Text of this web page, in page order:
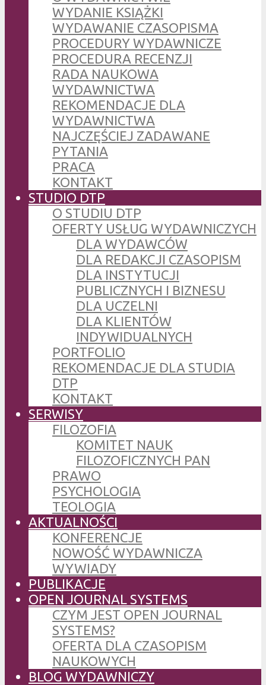
WYDANIE KSIĄŻKI
WYDAWANIE CZASOPISMA
PROCEDURY WYDAWNICZE
PROCEDURA RECENZJI
RADA NAUKOWA
WYDAWNICTWA
REKOMENDACJE DLA
WYDAWNICTWA
NAJCZĘŚCIEJ ZADAWANE
PYTANIA
PRACA
KONTAKT
STUDIO DTP
O STUDIU DTP
OFERTY USŁUG WYDAWNICZYCH
DLA WYDAWCÓW
DLA REDAKCJI CZASOPISM
DLA INSTYTUCJI
PUBLICZNYCH I BIZNESU
DLA UCZELNI
DLA KLIENTÓW
INDYWIDUALNYCH
PORTFOLIO
REKOMENDACJE DLA STUDIA
DTP
KONTAKT
SERWISY
FILOZOFIA
KOMITET NAUK
FILOZOFICZNYCH PAN
PRAWO
PSYCHOLOGIA
TEOLOGIA
AKTUALNOŚCI
KONFERENCJE
NOWOŚĆ WYDAWNICZA
WYWIADY
PUBLIKACJE
OPEN JOURNAL SYSTEMS
CZYM JEST OPEN JOURNAL
SYSTEMS?
OFERTA DLA CZASOPISM
NAUKOWYCH
BLOG WYDAWNICZY